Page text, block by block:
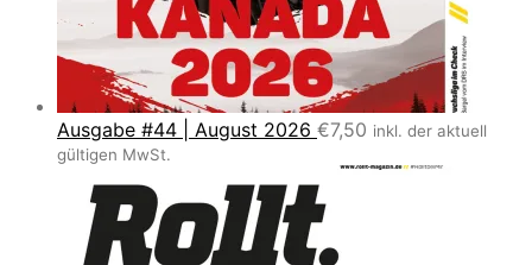
Ausgabe #44 | August 2026 €7,50 inkl. der aktuell
gültigen MwSt.